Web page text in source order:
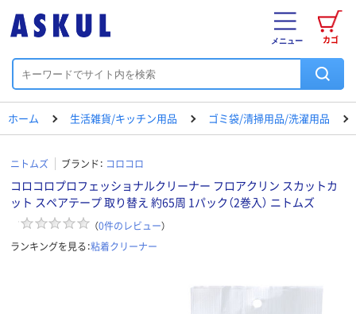
カゴ
メニュー
ホーム 生活雑貨/キッチン用品 ゴミ袋/清掃用品/洗濯用品
ニトムズ ブランド： コロコロ
コロコロプロフェッショナルクリーナー フロアクリン スカットカ
ット スペアテープ 取り替え 約65周 1パック（2巻入） ニトムズ
（0件のレビュー）
ランキングを見る：粘着クリーナー